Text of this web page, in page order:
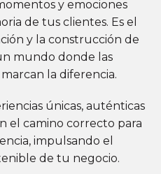
y emociones
de tus clientes. Es el
y la construcción de
mundo donde las
la diferencia.
únicas, auténticas
el camino correcto para
impulsando el
de tu negocio.